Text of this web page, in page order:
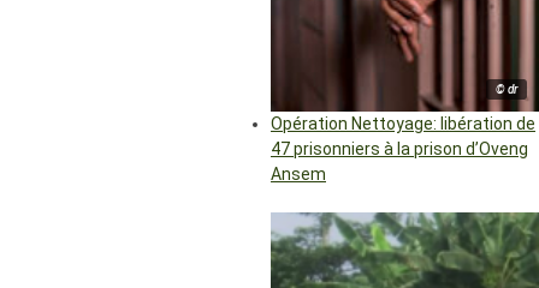
© dr
Opération Nettoyage: libération de
47 prisonniers à la prison d’Oveng
Ansem